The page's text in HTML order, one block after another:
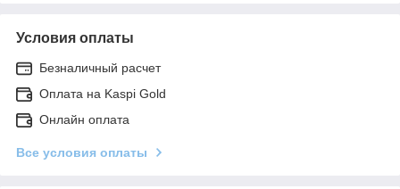
Условия оплаты
Безналичный расчет
Оплата на Kaspi Gold
Онлайн оплата
Все условия оплаты